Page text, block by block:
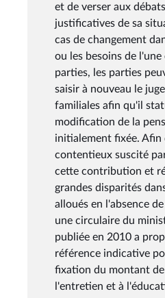
et de verser aux
justificatives de sa
cas de changement
ou les besoins de
parties, les parties
saisir à nouveau le
familiales afin qu'il
modification de la
initialement fixée. Afin
contentieux suscité
cette contribution et
grandes disparités
alloués en l'absence
une circulaire du
publiée en 2010 a
référence indicative
fixation du montant
l'entretien et à